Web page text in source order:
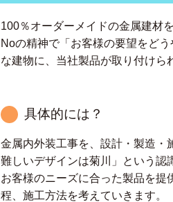
100％オーダーメイドの金属建材
Noの精神で「お客様の要望をど
な建物に、当社製品が取り付けら
具体的には？
金属内外装工事を、設計・製造・
難しいデザインは菊川」という認
お客様のニーズに合った製品を提
程、施工方法を考えていきます。